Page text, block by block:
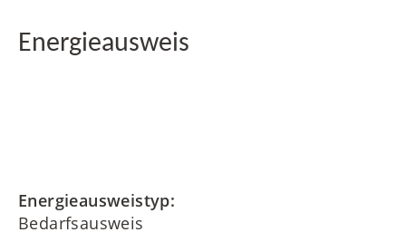
Energieausweis
Energieausweistyp:
Bedarfsausweis